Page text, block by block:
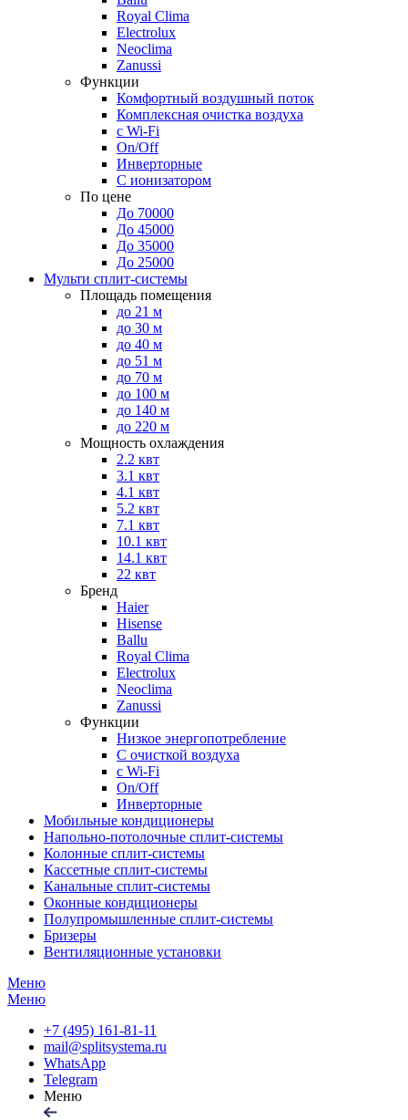
Royal Clima
Electrolux
Neoclima
Zanussi
Функции
Комфортный воздушный поток
Комплексная очистка воздуха
с Wi-Fi
On/Off
Инверторные
С ионизатором
По цене
До 70000
До 45000
До 35000
До 25000
Мульти сплит-системы
Площадь помещения
до 21 м
до 30 м
до 40 м
до 51 м
до 70 м
до 100 м
до 140 м
до 220 м
Мощность охлаждения
2.2 квт
3.1 квт
4.1 квт
5.2 квт
7.1 квт
10.1 квт
14.1 квт
22 квт
Бренд
Haier
Hisense
Ballu
Royal Clima
Electrolux
Neoclima
Zanussi
Функции
Низкое энергопотребление
С очисткой воздуха
с Wi-Fi
On/Off
Инверторные
Мобильные кондиционеры
Напольно-потолоч​ные ​сплит-системы
Колонные ​​сплит-системы
Кассетные сплит-системы
Канальные сплит-системы
Оконные кондиционеры
Полупромышленные сплит-системы
Бризеры
Вентиляционные установки
Меню
Меню
+7 (495) 161-81-11
mail@splitsystema.ru
WhatsApp
Telegram
Меню